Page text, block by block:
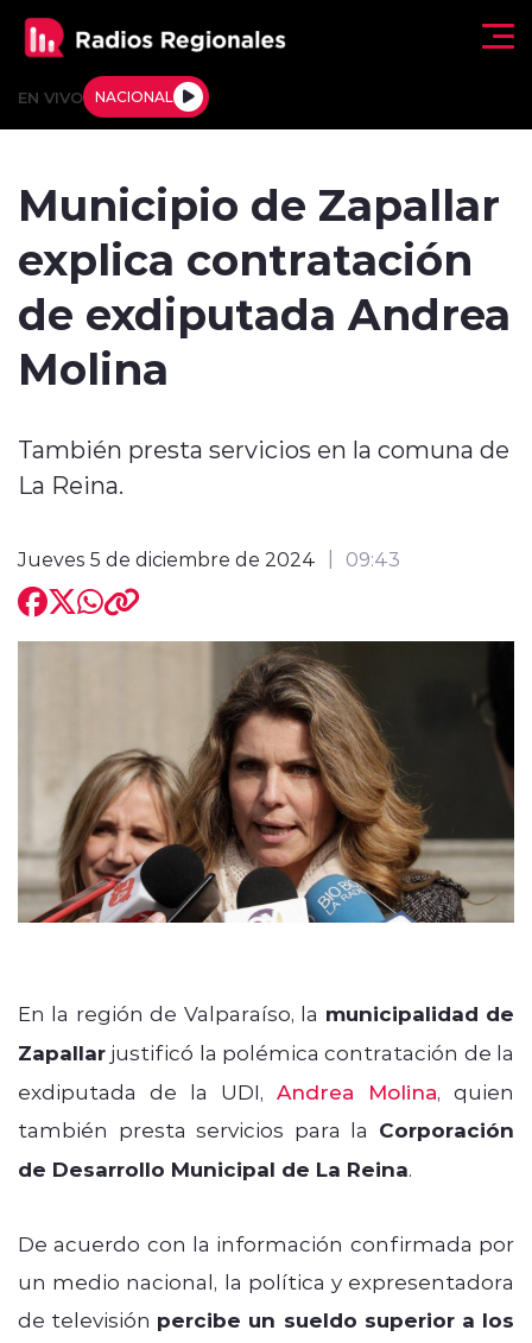
EN VIVO NACIONAL
Actualidad
Tendencias
Deportes
Regiones al Aire
modo claro
Municipio de Zapallar
explica contratación
de exdiputada Andrea
Molina
También presta servicios en la comuna de
La Reina.
Jueves 5 de diciembre de 2024 09:43
En la región de Valparaíso, la municipalidad de
Zapallar justificó la polémica contratación de la
exdiputada de la UDI, Andrea Molina, quien
también presta servicios para la Corporación
de Desarrollo Municipal de La Reina.
De acuerdo con la información confirmada por
un medio nacional, la política y expresentadora
de televisión percibe un sueldo superior a los